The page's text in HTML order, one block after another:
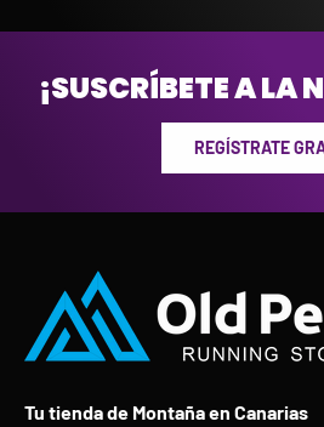
¡SUSCRÍBETE A LA
REGÍSTRATE
Tu tienda de Montaña en Canarias